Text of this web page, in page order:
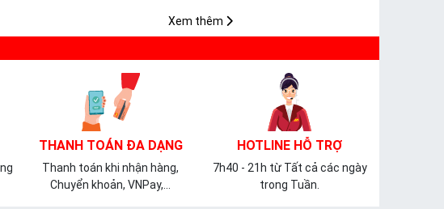
Xem thêm
THANH TOÁN ĐA DẠNG
Thanh toán khi nhận hàng,
Chuyển khoản, VNPay,...
HOTLINE HỖ TRỢ
7h40 - 21h từ Tất cả các ngày
trong Tuần.